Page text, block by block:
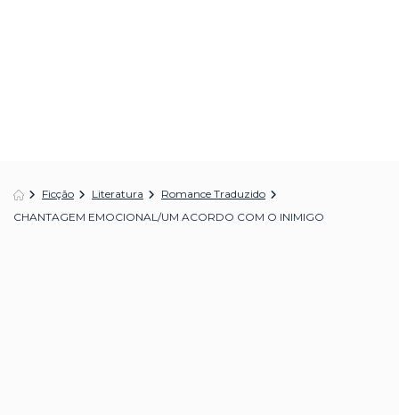
Ficção Literatura
Romance Traduzido
CHANTAGEM EMOCIONAL/UM ACORDO COM O INIMIGO